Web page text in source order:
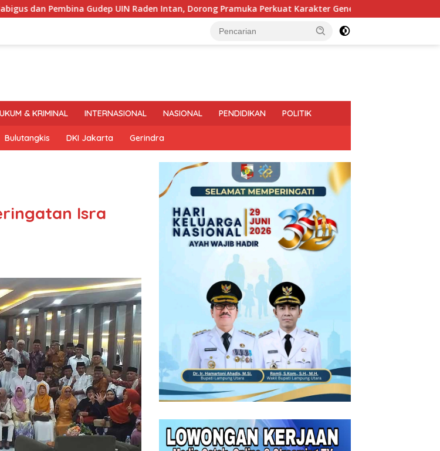
Raden Intan, Dorong Pramuka Perkuat Karakter Generasi Muda Pemprov Lampung
& KRIMINAL INTERNASIONAL NASIONAL PENDIDIKAN POLITIK
Bulutangkis DKI Jakarta Gerindra
Isra